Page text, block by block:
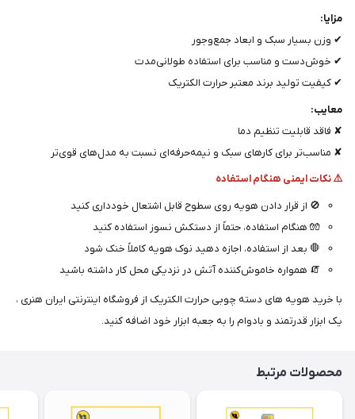
مزایا:
✔ وزن بسیار سبک و ابعاد جمع‌وجور
✔ خوش‌دست و مناسب برای استفاده طولانی‌مدت
✔ کیفیت تولید برند معتبر حرارت الکتریک
معایب:
✘ فاقد قابلیت تنظیم دما
✘ مناسب‌تر برای کارهای سبک و نیمه‌حرفه‌ای نسبت به مدل‌های قوی‌تر
⚠️ نکات ایمنی هنگام استفاده
🚫 از قرار دادن هویه روی سطوح قابل اشتعال خودداری کنید
🧤 هنگام استفاده، حتماً از دستکش نسوز استفاده کنید
🛑 بعد از استفاده، اجازه دهید نوک هویه کاملاً خنک شود
🧯 همواره خاموش‌کننده آتش در نزدیکی محل کار داشته باشید
با خرید هویه های دسته چوبی حرارت الکتریک از فروشگاه اینترنتی ایران هنری ،
یک ابزار قدرتمند و بادوام را به جعبه ابزار خود اضافه کنید.
محصولات مرتبط